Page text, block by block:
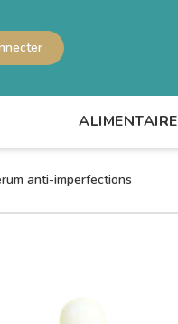
ALIMENTAIRE
anti-imperfections